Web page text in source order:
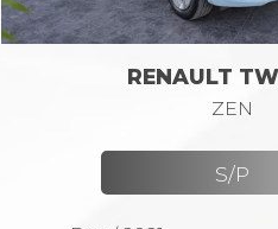
RENAULT
ZEN
S/P